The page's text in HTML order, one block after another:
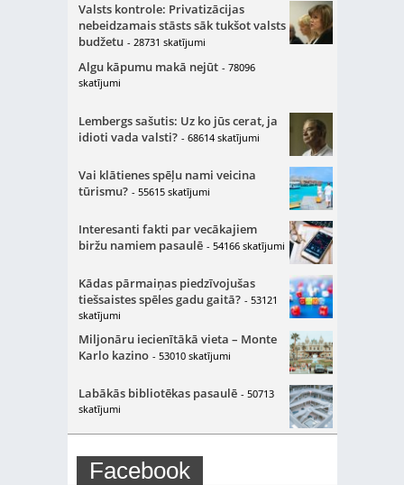
Valsts kontrole: Privatizācijas
nebeidzamais stāsts sāk tukšot valsts
budžetu - 28731 skatījumi
Algu kāpumu makā nejūt - 78096
skatījumi
Lembergs sašutis: Uz ko jūs cerat, ja
idioti vada valsti? - 68614 skatījumi
Vai klātienes spēļu nami veicina
tūrismu? - 55615 skatījumi
Interesanti fakti par vecākajiem
biržu namiem pasaulē - 54166 skatījumi
Kādas pārmaiņas piedzīvojušas
tiešsaistes spēles gadu gaitā? - 53121
skatījumi
Miljonāru iecienītākā vieta – Monte
Karlo kazino - 53010 skatījumi
Labākās bibliotēkas pasaulē - 50713
skatījumi
Facebook